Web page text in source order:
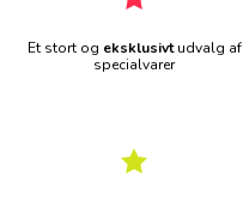
Et stort og eksklusivtudvalg af
specialvarer